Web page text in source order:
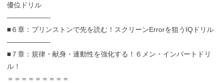
優位ドリル
——————-
■６章：プリンストンで先を読む！スクリーンErrorを狙うIQドリル
——————-
■７章：規律・献身・連動性を強化する！６メン・インバートドリ
ル！
＝＝＝＝＝＝＝＝＝